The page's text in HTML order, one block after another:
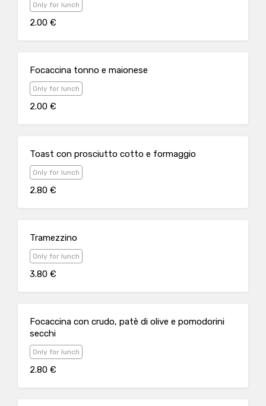
Only for lunch
2.00 €
Focaccina tonno e maionese
Only for lunch
2.00 €
Toast con prosciutto cotto e formaggio
Only for lunch
2.80 €
Tramezzino
Only for lunch
3.80 €
Focaccina con crudo, patè di olive e pomodorini
secchi
Only for lunch
2.80 €